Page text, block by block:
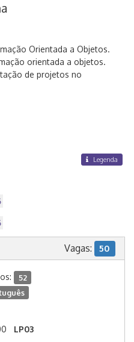
Orientada a Objetos.
orientada a objetos.
de projetos no
Legenda
Vagas: 50
52
LP03